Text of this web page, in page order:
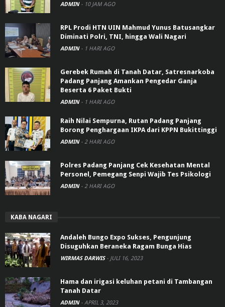
ADMIN - 10 JAM AGO
RPL Prodi HTN UIN Mahmud Yunus Batusangkar
Diminati Polri, TNI, hingga Wali Nagari
ADMIN - 1 HARI AGO
Gerebek Rumah di Tanah Datar, Satresnarkoba
Padang Panjang Amankan Pengedar Ganja
Beserta 6 Paket Bukti
ADMIN - 1 HARI AGO
Raih Nilai Sempurna, Rutan Padang Panjang
Borong Penghargaan IKPA dari KPPN Bukittinggi
ADMIN - 2 HARI AGO
Polres Padang Panjang Cek Kesehatan Mental
Personel, Pemegang Senpi Wajib Tes Psikologi
ADMIN - 2 HARI AGO
KABA NAGARI
Andaleh Bungo Expo Sukses, Pengunjung
Disuguhkan Beraneka Ragam Bunga Hias
WIRMAS DARWIS - JULI 16, 2023
Hama dan irigasi keluhan petani di Tambangan
Tanah Datar
ADMIN - APRIL 3, 2023